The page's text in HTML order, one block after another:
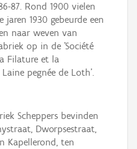
87. Rond 1900 vielen
1930 gebeurde een
naar weven van
op in de 'Société
Filature et la
pegnée de Loth'.
Scheppers bevinden
Dworpsestraat,
Kapellerond, ten